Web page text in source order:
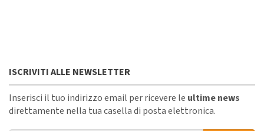
ISCRIVITI ALLE NEWSLETTER
Inserisci il tuo indirizzo email per ricevere le ultime news
direttamente nella tua casella di posta elettronica.